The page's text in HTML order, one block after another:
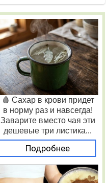
🩸 Сахар в крови придет
в норму раз и навсегда!
Заварите вместо чая эти
дешевые три листика...
Подробнее